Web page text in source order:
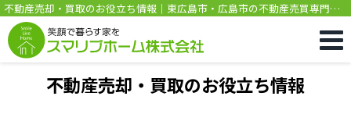
不動産売却・買取のお役立ち情報｜東広島市・広島市の不動産売買専門｜
新築・中古・土地・売却はスマリブホーム
不動産売却・買取のお役立ち情報